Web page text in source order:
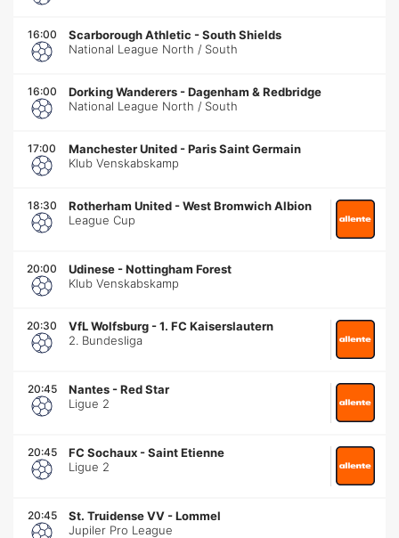
16:00 Scarborough Athletic -South Shields
National League North / South
16:00 Dorking Wanderers -Dagenham & Redbridge
National League North / South
17:00 Manchester United -Paris Saint Germain
Klub Venskabskamp
18:30 Rotherham United -West Bromwich Albion
League Cup
20:00 Udinese -Nottingham Forest
Klub Venskabskamp
20:30 VfL Wolfsburg -1. FC Kaiserslautern
2. Bundesliga
20:45 Nantes -Red Star
Ligue 2
20:45 FC Sochaux -Saint Etienne
Ligue 2
20:45 St. Truidense VV -Lommel
Jupiler Pro League